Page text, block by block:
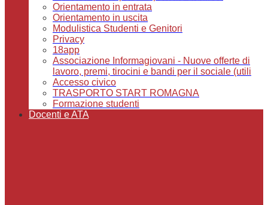
Orientamento in entrata
Orientamento in uscita
Modulistica Studenti e Genitori
Privacy
18app
Associazione Informagiovani - Nuove offerte di
lavoro, premi, tirocini e bandi per il sociale (utili
Accesso civico
TRASPORTO START ROMAGNA
Formazione studenti
Docenti e ATA